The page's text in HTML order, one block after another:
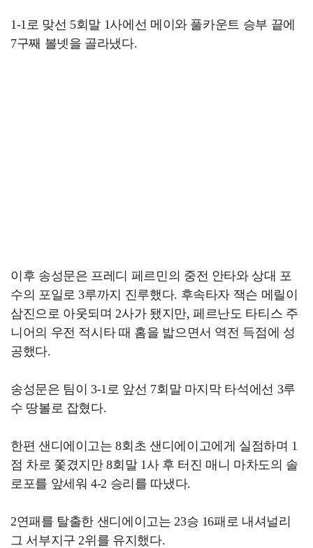
1-1로 맞선 5회말 1사에선 메이와 풀카운트 승부 끝에
7구째 볼넷을 골라냈다.
이후 송성문은 프레디 페르민의 중전 안타와 상대 포
수의 포일로 3루까지 진루했다. 후속타자 잭슨 메릴이
삼진으로 아웃되며 2사가 됐지만, 페르난도 타티스 주
니어의 우전 적시타 때 홈을 밟으면서 역전 득점에 성
공했다.
송성문은 팀이 3-1로 앞선 7회말 마지막 타석에선 3루
수 땅볼로 잡혔다.
한편 샌디에이고는 8회초 샌디에이고에게 실점하며 1
점 차로 쫓겼지만 8회말 1사 후 터진 매니 마차도의 솔
로포를 앞세워 4-2 승리를 따냈다.
2연패를 탈출한 샌디에이고는 23승 16패로 내셔널리
그 서부지구 2위를 유지했다.